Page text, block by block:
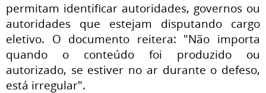
permitam identificar autoridades, governos ou
autoridades que estejam disputando cargo
eletivo. O documento reitera: "Não importa
quando o conteúdo foi produzido ou
autorizado, se estiver no ar durante o defeso,
está irregular".